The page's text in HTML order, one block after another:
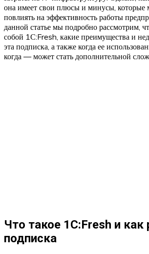
она имеет свои плюсы и минусы, которые
повлиять на эффективность работы
данной статье мы подробно рассмотрим,
собой 1С:Fresh, какие преимущества и
эта подписка, а также когда ее
когда — может стать дополнительной
Что такое 1С:Fresh и как
подписка